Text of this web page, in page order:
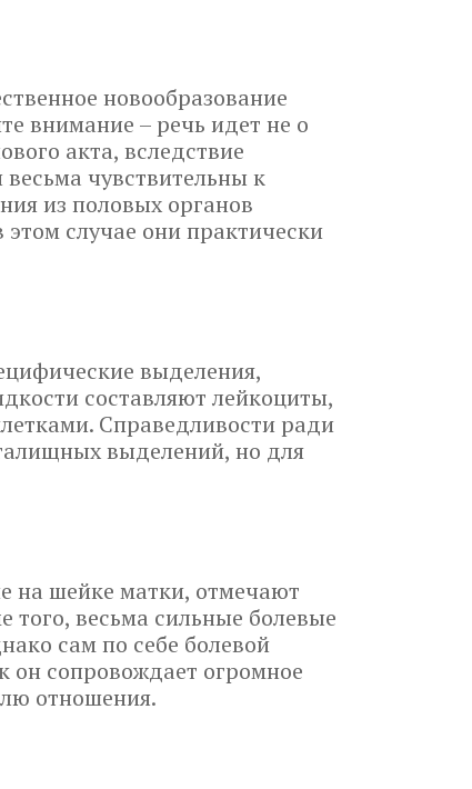
новообразование
внимание – речь идет не о
акта, вследствие
чувствительны к
из половых органов
случае они практически
выделения,
составляют лейкоциты,
Справедливости ради
выделений, но для
на шейке матки, отмечают
весьма сильные болевые
сам по себе болевой
он сопровождает огромное
отношения.